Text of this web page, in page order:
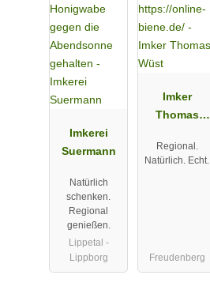
Imkerei
Suermann
Natürlich
schenken.
Regional
genießen.
Lippetal -
Lippborg
Imker
Thomas
Regional.
Natürlich. Echt.
Freudenberg